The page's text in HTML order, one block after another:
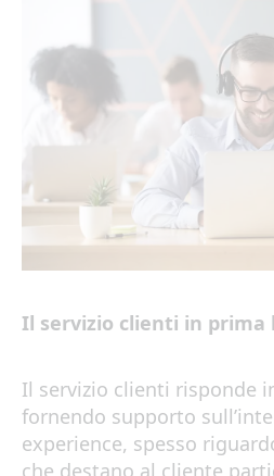
Il servizio clienti in prima
Il servizio clienti risponde
fornendo supporto
experience, spesso
che destano al cliente